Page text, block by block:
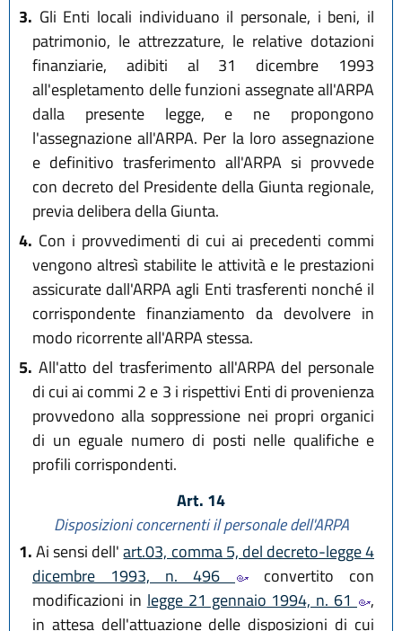
3. Gli Enti locali individuano il personale, i beni, il
patrimonio, le attrezzature, le relative dotazioni
finanziarie, adibiti al 31 dicembre 1993
all'espletamento delle funzioni assegnate all'ARPA
dalla presente legge, e ne propongono
l'assegnazione all'ARPA. Per la loro assegnazione
e definitivo trasferimento all'ARPA si provvede
con decreto del Presidente della Giunta regionale,
previa delibera della Giunta.
4. Con i provvedimenti di cui ai precedenti commi
vengono altresì stabilite le attività e le prestazioni
assicurate dall'ARPA agli Enti trasferenti nonché il
corrispondente finanziamento da devolvere in
modo ricorrente all'ARPA stessa.
5. All'atto del trasferimento all'ARPA del personale
di cui ai commi 2 e 3 i rispettivi Enti di provenienza
provvedono alla soppressione nei propri organici
di un eguale numero di posti nelle qualifiche e
profili corrispondenti.
Art. 14
Disposizioni concernenti il personale dell'ARPA
1.Ai sensi dell'art.03, comma 5, del decreto-legge 4
dicembre 1993, n. 496
convertito con
modificazioni in legge 21 gennaio 1994, n. 61
,
in attesa dell'attuazione delle disposizioni di cui